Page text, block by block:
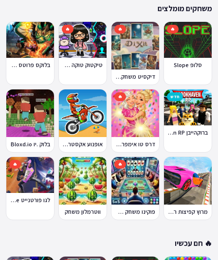
לצד תוספות שוטפות של משחקים חדשים.
משחקים מומלצים
🔥
סלופ Slope
🔥
דיקסיט משחק Dixit
🔥
טיקטוק טוקה בוקה בלוקס פרוטס Blox Fruits
חדש
ברוקהייבן Brookhaven RP
🔥
דרס טו אימפרס Dress To Impress אופנוע אקסטרים Moto X3M בלוק .יו Bloxd.io
מרוץ קפיצות רמפה
🔥
פוקינו משחק אונליין ווטרמלון משחק
🔥
לגו פורטנייט Lego Fortnite
🔥 חם עכשיו